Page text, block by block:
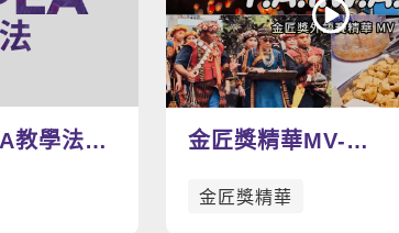
教學法示
金匠獎精華MV-
金匠獎精華